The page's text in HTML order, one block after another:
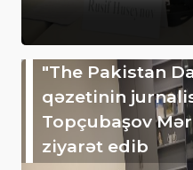
"The Pakistan
qəzetinin
Topçubaşov
ziyarət edib